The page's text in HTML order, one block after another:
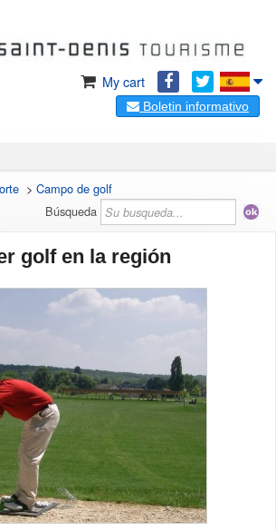
My cart
Boletin informativo
> Campo de golf
Búsqueda
golf en la región